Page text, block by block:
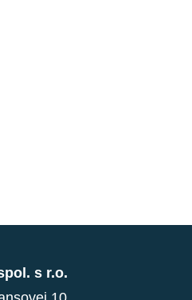
s r.o.